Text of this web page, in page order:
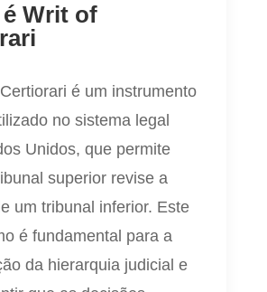
Writ of
é um instrumento
no sistema legal
Unidos, que permite
superior revise a
um tribunal inferior. Este
é fundamental para a
da hierarquia judicial e